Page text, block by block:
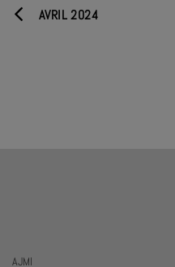
AVRIL 2024
AJMI